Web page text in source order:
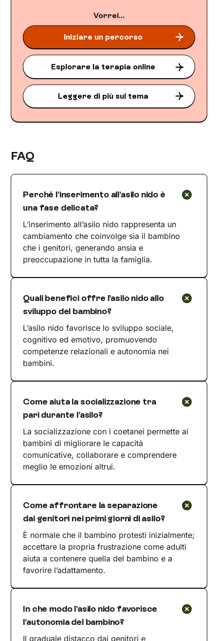
Vorrei...
Iniziare un percorso
Esplorare la terapia online
Leggere di più sul tema
FAQ
Perché l’inserimento all’asilo nido è
una fase delicata?
L’inserimento all’asilo nido rappresenta un
cambiamento che coinvolge sia il bambino
che i genitori, generando ansia e
preoccupazione in tutta la famiglia.
Quali benefici offre l’asilo nido allo
sviluppo del bambino?
L’asilo nido favorisce lo sviluppo sociale,
cognitivo ed emotivo, promuovendo
competenze relazionali e autonomia nei
bambini.
Come aiuta la socializzazione tra
pari durante l’asilo?
La socializzazione con i coetanei permette ai
bambini di migliorare le capacità
comunicative, collaborare e comprendere
meglio le emozioni altrui.
Come affrontare la separazione
dai genitori nei primi giorni di asilo?
È normale che il bambino protesti inizialmente;
accettare la propria frustrazione come adulti
aiuta a contenere quella del bambino e a
favorire l’adattamento.
In che modo l’asilo nido favorisce
l’autonomia del bambino?
Il graduale distacco dai genitori e